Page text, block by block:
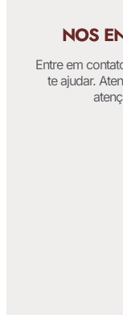
NOS
Entre em
te ajudar.